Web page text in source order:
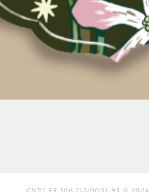
CNPJ 55.306.212/0001-93 © 2024